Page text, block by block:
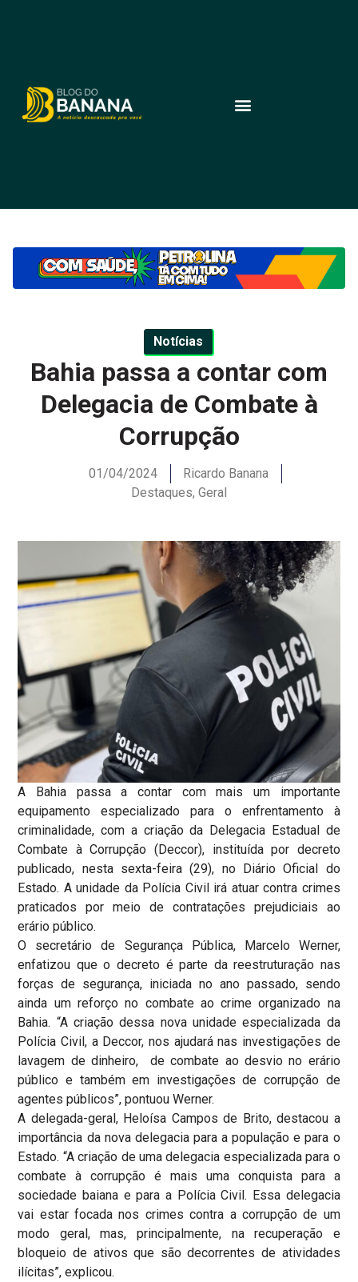
Notícias
Bahia passa a contar com
Delegacia de Combate à
Corrupção
01/04/2024
Ricardo Banana
Destaques, Geral
A Bahia passa a contar com mais um importante
equipamento especializado para o enfrentamento à
criminalidade, com a criação da Delegacia Estadual de
Combate à Corrupção (Deccor), instituída por decreto
publicado, nesta sexta-feira (29), no Diário Oficial do
Estado. A unidade da Polícia Civil irá atuar contra crimes
praticados por meio de contratações prejudiciais ao
erário público.
O secretário de Segurança Pública, Marcelo Werner,
enfatizou que o decreto é parte da reestruturação nas
forças de segurança, iniciada no ano passado, sendo
ainda um reforço no combate ao crime organizado na
Bahia. “A criação dessa nova unidade especializada da
Polícia Civil, a Deccor, nos ajudará nas investigações de
lavagem de dinheiro, de combate ao desvio no erário
público e também em investigações de corrupção de
agentes públicos”, pontuou Werner.
A delegada-geral, Heloísa Campos de Brito, destacou a
importância da nova delegacia para a população e para o
Estado. “A criação de uma delegacia especializada para o
combate à corrupção é mais uma conquista para a
sociedade baiana e para a Polícia Civil. Essa delegacia
vai estar focada nos crimes contra a corrupção de um
modo geral, mas, principalmente, na recuperação e
bloqueio de ativos que são decorrentes de atividades
ilícitas”, explicou.